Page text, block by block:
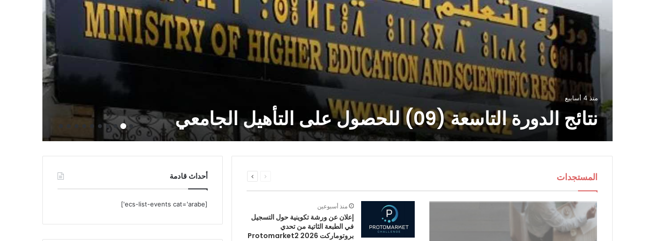
منذ 4 أسابيع
المنشور رقم 01، مؤرخ في 22 محرم عام 1448 الموافق
لـ 07 جويلية 2026 ، يتعلق بالتسجيل الأولي وتوجيه
2027
المستجدات الصفحةالصفحة
منذ أسبوعين
إعلان عن ورشة تكوينية حول التسجيل
في الطبعة الثاتية من تحدي
بروتوماركت 2026 Protomarket2
أحداث قادمة
[ecs-list-events cat='arabe']